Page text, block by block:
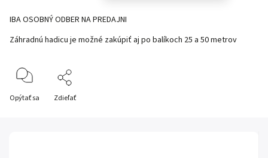
IBA OSOBNÝ ODBER NA PREDAJNI
Záhradnú hadicu je možné zakúpiť aj po balíkoch 25 a 50 metrov
Opýtať sa Zdieľať